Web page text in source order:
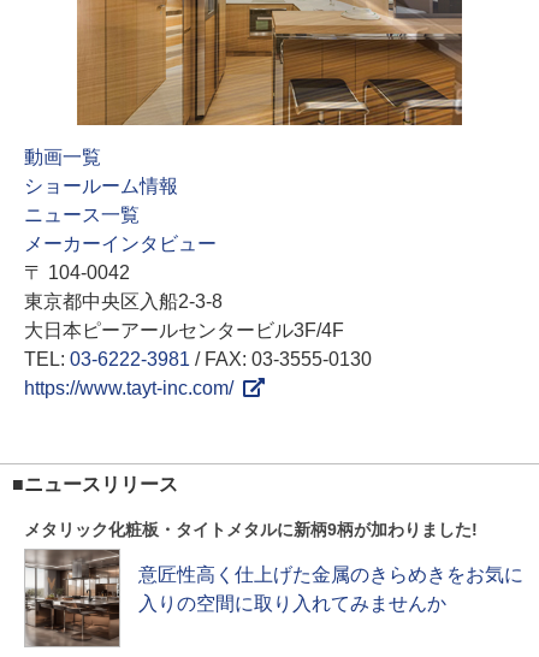
動画一覧
ショールーム情報
ニュース一覧
メーカーインタビュー
〒 104-0042
東京都中央区入船2-3-8
大日本ピーアールセンタービル3F/4F
TEL: 03-6222-3981 / FAX: 03-3555-0130
https://www.tayt-inc.com/
■ニュースリリース
メタリック化粧板・タイトメタルに新柄9柄が加わりました!
意匠性高く仕上げた金属のきらめきをお気に
入りの空間に取り入れてみませんか